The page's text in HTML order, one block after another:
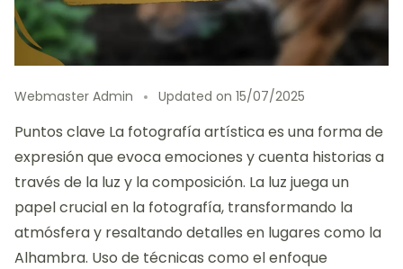
Webmaster Admin Updated on 15/07/2025
Puntos clave La fotografía artística es una forma de
expresión que evoca emociones y cuenta historias a
través de la luz y la composición. La luz juega un
papel crucial en la fotografía, transformando la
atmósfera y resaltando detalles en lugares como la
Alhambra. Uso de técnicas como el enfoque